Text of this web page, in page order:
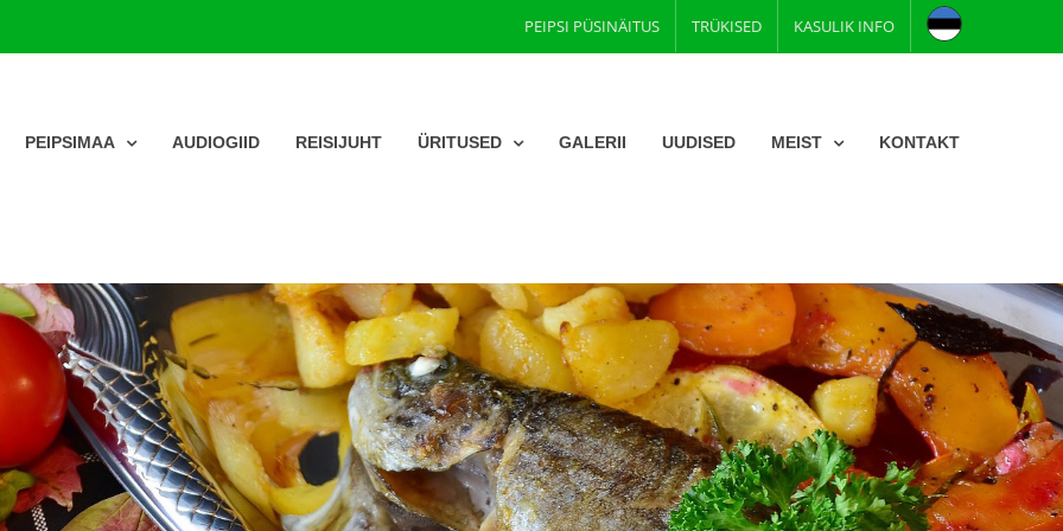
PEIPSI PÜSINÄITUS TRÜKISED KASULIK INFO
PEIPSIMAA AUDIOGIID REISIJUHT ÜRITUSED GALERII UUDISED MEIST KONTAKT